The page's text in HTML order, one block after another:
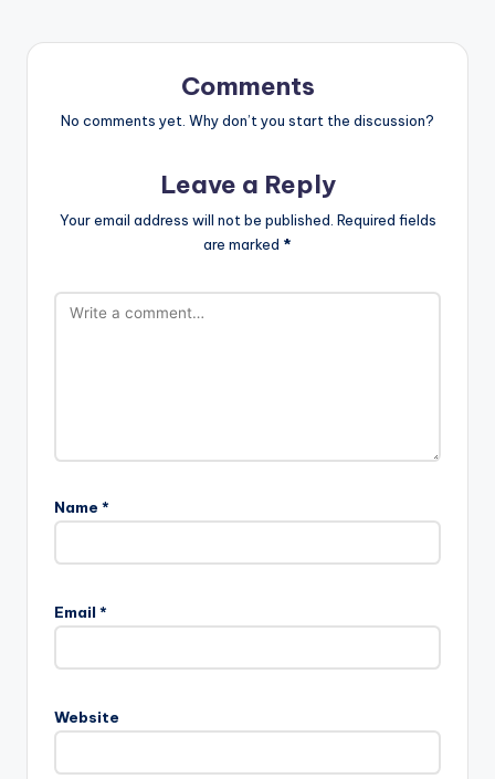
Comments
No comments yet. Why don’t you start the discussion?
Leave a Reply
Your email address will not be published. Required fields
are marked *
Name *
Email *
Website